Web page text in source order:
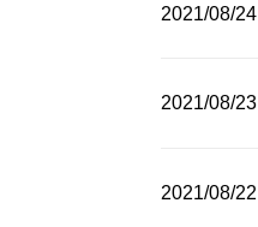
2021/08/24
2021/08/23
2021/08/22